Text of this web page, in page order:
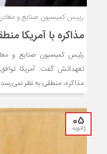
رییس کمیسیون صنایع و
مذاکره با آمریکا
رئیس کمیسیون صنایع و
تعهداتش گفت: آمریکا
مذاکره‌، منطقی به نظر نمی‌رسد.
05
ژانویه